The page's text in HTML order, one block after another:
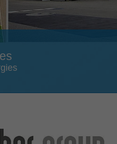
français